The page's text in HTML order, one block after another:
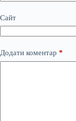
Сайт
Додати коментар *